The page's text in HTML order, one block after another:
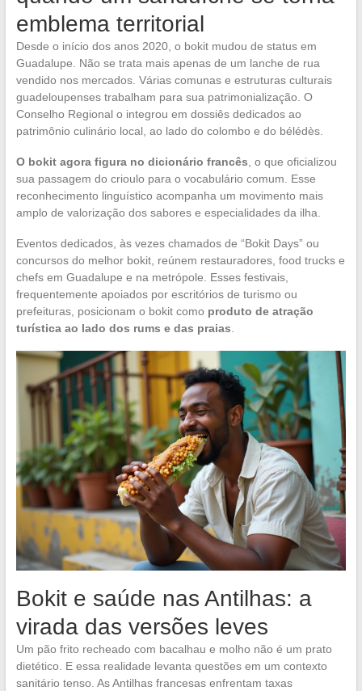
emblema territorial
Desde o início dos anos 2020, o bokit mudou de status em
Guadalupe. Não se trata mais apenas de um lanche de rua
vendido nos mercados. Várias comunas e estruturas culturais
guadeloupenses trabalham para sua patrimonialização. O
Conselho Regional o integrou em dossiês dedicados ao
patrimônio culinário local, ao lado do colombo e do bélédès.
O bokit agora figura no dicionário francês , o que oficializou
sua passagem do crioulo para o vocabulário comum. Esse
reconhecimento linguístico acompanha um movimento mais
amplo de valorização dos sabores e especialidades da ilha.
Eventos dedicados, às vezes chamados de “Bokit Days” ou
concursos do melhor bokit, reúnem restauradores, food trucks e
chefs em Guadalupe e na metrópole. Esses festivais,
frequentemente apoiados por escritórios de turismo ou
prefeituras, posicionam o bokit como produto de atração
turística ao lado dos rums e das praias
Bokit e saúde nas Antilhas: a
virada das versões leves
Um pão frito recheado com bacalhau e molho não é um prato
dietético. E essa realidade levanta questões em um contexto
sanitário tenso. As Antilhas francesas enfrentam taxas